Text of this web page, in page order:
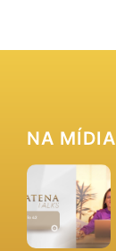
NA MÍDIA